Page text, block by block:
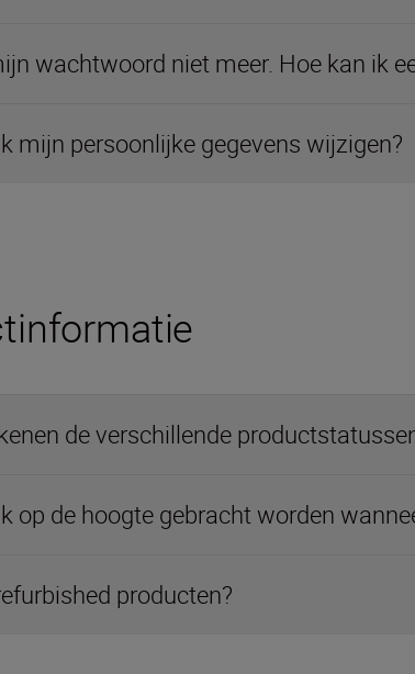
wachtwoord niet meer. Hoe kan ik
mijn persoonlijke gegevens wijzigen?
de verschillende
op de hoogte gebracht worden
producten?